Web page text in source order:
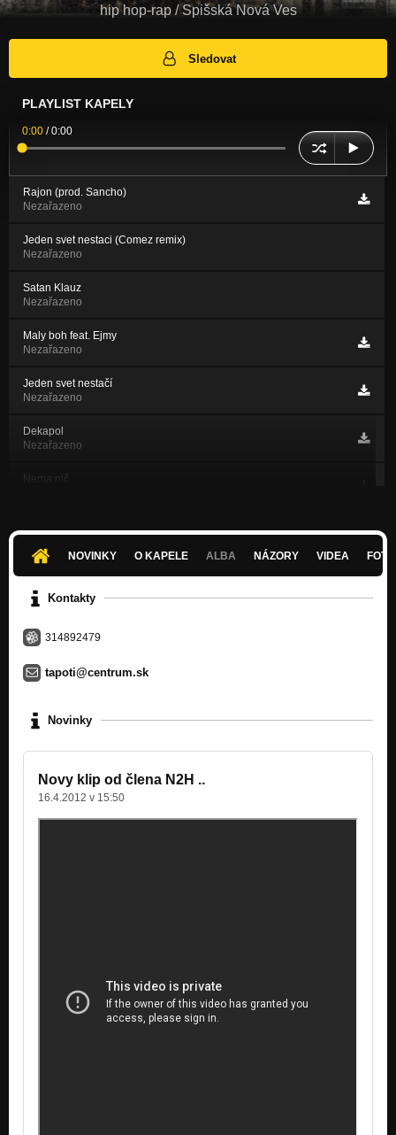
hip hop-rap / Spišská Nová Ves
Sledovat
PLAYLIST KAPELY
0:00 /0:00
Rajon (prod. Sancho)
Nezařazeno
Jeden svet nestaci (Comez remix)
Nezařazeno
Satan Klauz
Nezařazeno
Maly boh feat. Ejmy
Nezařazeno
Jeden svet nestačí
Nezařazeno
Dekapol
Nezařazeno
Nema nič
Zivot je mi dlzny
Nezařazeno
Nezařazeno
Drz ma pevne
Nezařazeno
DissKOteka
Nezařazeno
Nezařazeno
NOVINKY O KAPELE ALBA NÁZORY VIDEA
Kontakty
314892479
tapoti@centrum.sk
Novinky
Novy klip od člena N2H ..
16.4.2012 v 15:50